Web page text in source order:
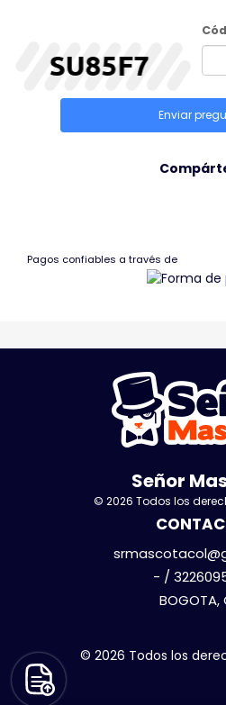
Enviar
Pagos confiables a través de
Señor
© 2026 Todos los
- /
BOGOTA,
© 2026 Todos los